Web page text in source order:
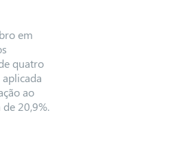
em
quatro
ao
20,9%.